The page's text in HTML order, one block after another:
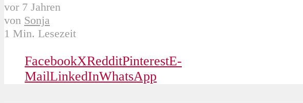
vor 7 Jahren
von Sonja
1 Min. Lesezeit
FacebookXRedditPinterestE-
MailLinkedInWhatsApp